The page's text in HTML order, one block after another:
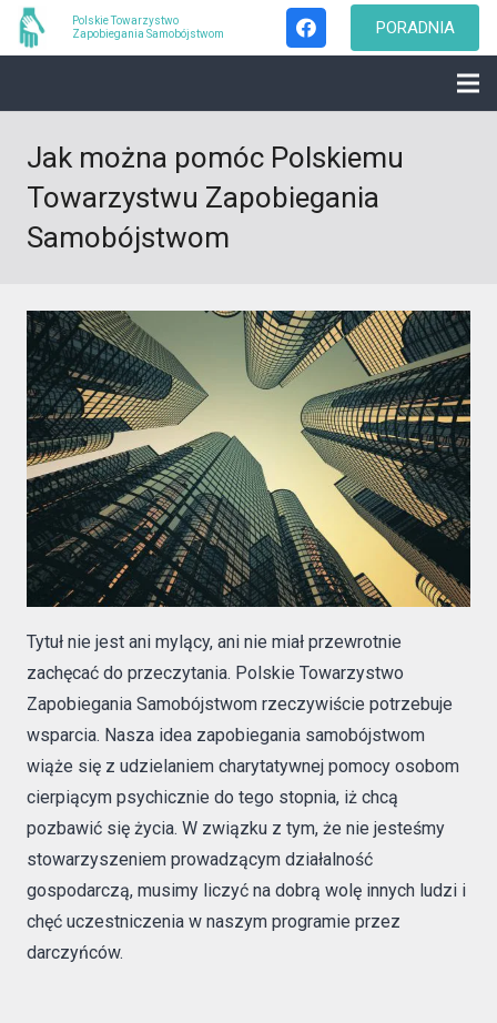
Polskie Towarzystwo
Zapobiegania Samobójstwom
PORADNIA
Jak można pomóc Polskiemu
Towarzystwu Zapobiegania
Samobójstwom
Tytuł nie jest ani mylący, ani nie miał przewrotnie
zachęcać do przeczytania. Polskie Towarzystwo
Zapobiegania Samobójstwom rzeczywiście potrzebuje
wsparcia. Nasza idea zapobiegania samobójstwom
wiąże się z udzielaniem charytatywnej pomocy osobom
cierpiącym psychicznie do tego stopnia, iż chcą
pozbawić się życia. W związku z tym, że nie jesteśmy
stowarzyszeniem prowadzącym działalność
gospodarczą, musimy liczyć na dobrą wolę innych ludzi i
chęć uczestniczenia w naszym programie przez
darczyńców.